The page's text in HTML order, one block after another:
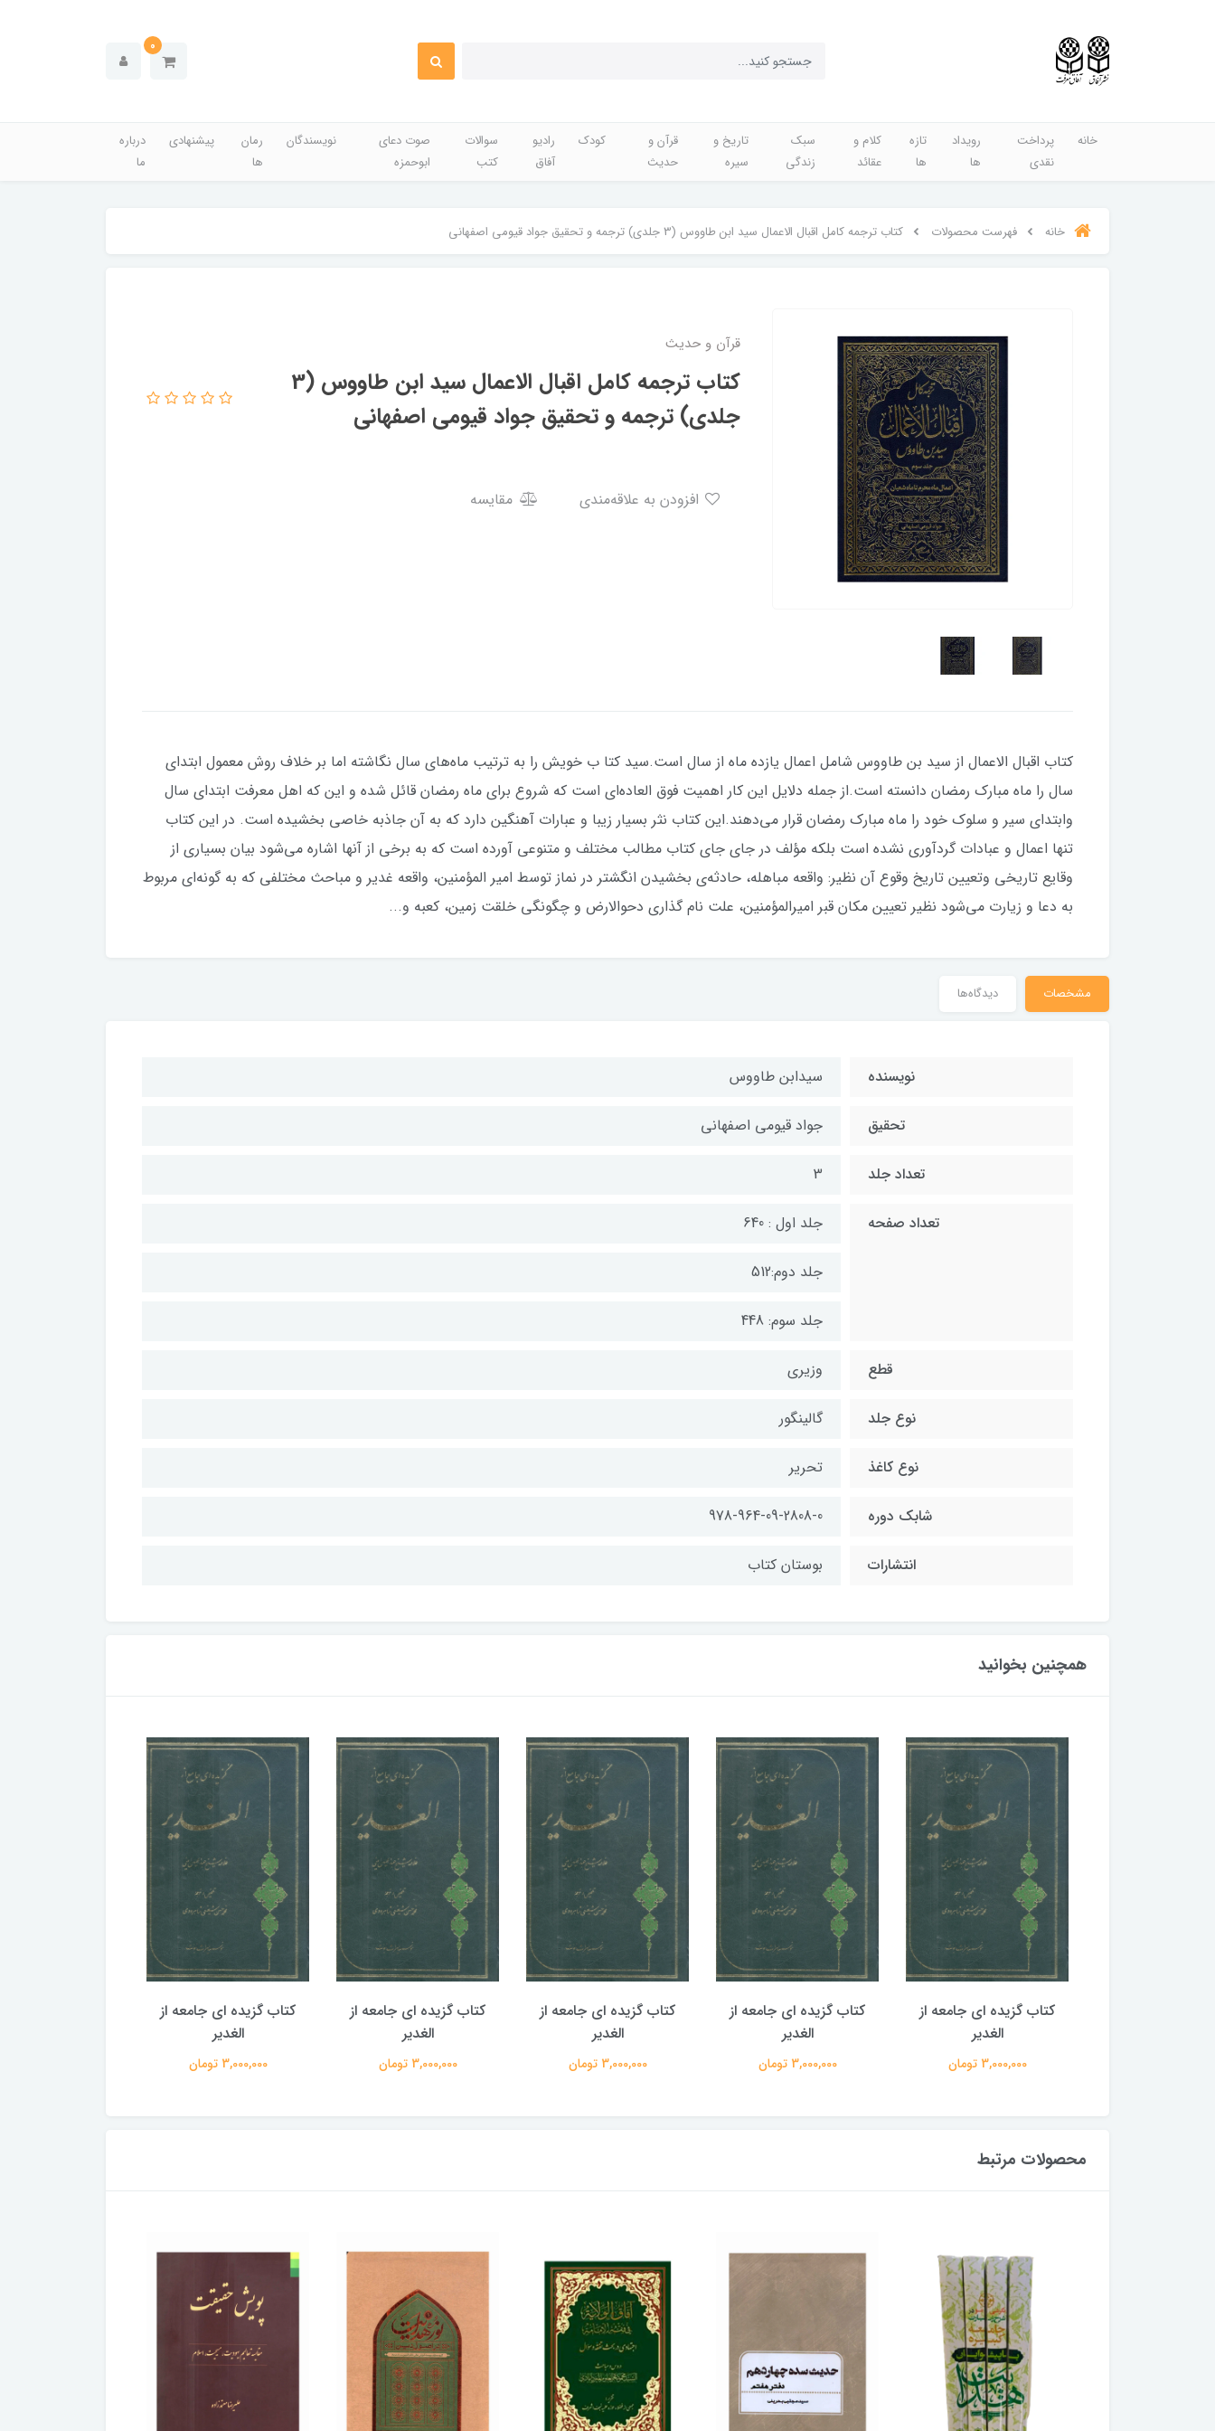
0
خانه
پرداخت
نقدی
رویداد
ها
تازه
ها
کلام و
عقائد
سبک
زندگی
تاریخ و
سیره
قرآن و
حدیث
کودک
رادیو
آفاق
سوالات
کتب
صوت دعای
ابوحمزه
نویسندگان
رمان
ها
پیشنهادی
درباره
ما
خانه فهرست محصولات کتاب ترجمه کامل اقبال الاعمال سید ابن طاووس (3 جلدی) ترجمه و تحقیق جواد قیومی اصفهانی
قرآن و حدیث
کتاب ترجمه کامل اقبال الاعمال سید ابن طاووس (3
جلدی) ترجمه و تحقیق جواد قیومی اصفهانی
مقایسه
كتاب اقبال الاعمال از سيد بن طاووس شامل اعمال يازده ماه از سال است.سيد كتا ب خويش را به ترتيب ماه‌هاي سال نگاشته اما بر خلاف روش معمول ابتداي
سال را ماه مبارك رمضان دانسته است.از جمله دلايل اين كار اهميت فوق العاده‌اي است كه شروع براي ماه رمضان قائل شده و اين كه اهل معرفت ابتداي سال
وابتداي سير و سلوك خود را ماه مبارك رمضان قرار مي‌دهند.اين كتاب نثر بسيار زيبا و عبارات آهنگين دارد كه به آن جاذبه خاصي بخشيده است. در اين كتاب
تنها اعمال و عبادات گردآوري نشده است بلكه مؤلف در جاي جاي كتاب مطالب مختلف و متنوعي آورده است كه به برخي از آنها اشاره مي‌شود بيان بسياري از
وقايع تاريخي وتعيين تاريخ وقوع آن نظير: واقعه مباهله، حادثه‌ي بخشيدن انگشتر در نماز توسط امير المؤمنين، واقعه غدير و مباحث مختلفي كه به گونه‌اي مربوط
به دعا و زيارت مي‌شود نظير تعيين مكان قبر اميرالمؤمنين، علت نام گذاري دحوالارض و چگونگي خلقت زمين، كعبه و...
مشخصات دیدگاه‌ها
نویسنده سیدابن طاووس
تحقیق جواد قیومی اصفهانی
تعداد جلد 3
تعداد صفحه جلد اول : 640
جلد دوم:512
جلد سوم: 448
قطع وزیری
نوع جلد گالینگور
نوع کاغذ تحریر
شابک دوره 978-964-09-2808-0
انتشارات بوستان کتاب
همچنین بخوانید
کتاب گزیده ای جامعه از
الغدیر
3,000,000 تومان
کتاب گزیده ای جامعه از
الغدیر
3,000,000 تومان
کتاب گزیده ای جامعه از
الغدیر
3,000,000 تومان
کتاب گزیده ای جامعه از
الغدیر
3,000,000 تومان
کتاب گزیده ای جامعه از
الغدیر
3,000,000 تومان
محصولات مرتبط